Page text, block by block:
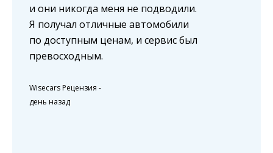
и они никогда меня не подводили.
Я получал отличные автомобили
по доступным ценам, и сервис был
превосходным.
Wisecars Рецензия -
день назад